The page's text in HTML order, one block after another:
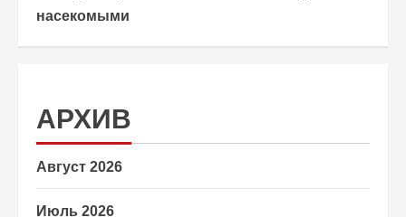
насекомыми
АРХИВ
Август 2026
Июль 2026